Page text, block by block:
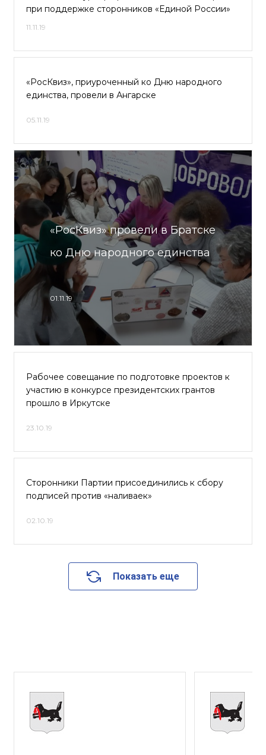
при поддержке сторонников «Единой России»
11.11.19
«РосКвиз», приуроченный ко Дню народного
единства, провели в Ангарске
05.11.19
«РосКвиз» провели в Братске
ко Дню народного единства
01.11.19
Рабочее совещание по подготовке проектов к
участию в конкурсе президентских грантов
прошло в Иркутске
23.10.19
Сторонники Партии присоединились к сбору
подписей против «наливаек»
02.10.19
Показать еще